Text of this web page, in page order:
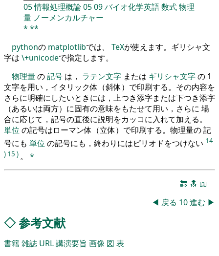
05情報処理概論0509バイオ化学英語数式物理
量 ノーメンカルチャー
* **
pythonの matplotlibでは、 TeXが使えます。ギリシャ文
字は \+unicodeで指定します。
物理量の記号 は， ラテン文字 または ギリシャ文字の 1
文字を用い，イタリック体（斜体）で印刷する。その内容を
さらに明確にしたいときには，上つき添字または下つき添字
（あるいは両方）に固有の意味をもたせて用い，さらに 場
合に応じて，記号の直後に説明をカッコに入れて加える。
単位 の記号はローマン体（立体）で印刷する。物理量の 記
号にも 単位 の記号にも，終わりにはピリオドをつけない 14
) 15 ) 。 *
🔚 🔝 📖
◀ 戻る 10進む ▶
◇参考文献
書籍雑誌 URL講演要旨 画像 図 表